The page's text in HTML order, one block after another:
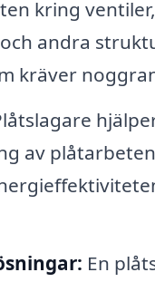
kring ventiler,
andra
kräver
av
En